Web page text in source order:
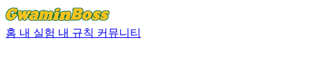
홈 내 실험 내 규칙 커뮤니티